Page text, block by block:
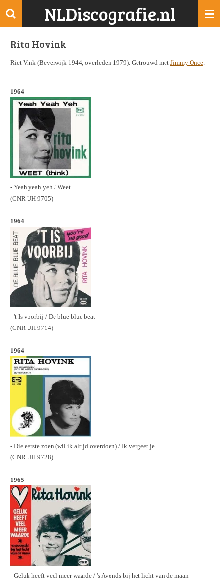
Ga
de
NLDiscografie.nl
Rita Hovink
Riet Vink (Beverwijk 1944, overleden 1979). Getrouwd met Jimmy Once.
1964
- Yeah yeah yeh / Weet
(CNR UH 9705)
1964
- 't Is voorbij / De blue blue beat
(CNR UH 9714)
1964
- Die eerste zoen (wil ik altijd overdoen) / Ik vergeet je
(CNR UH 9728)
1965
- Geluk heeft veel meer waarde / 's Avonds bij het licht van de maan